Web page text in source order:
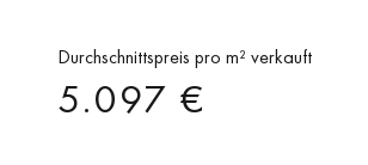
Durchschnittspreis pro m² verkauft
5.097 €